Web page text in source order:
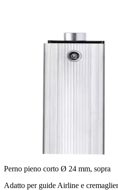
Perno pieno corto Ø 24 mm, sopra
Adatto per guide Airline e